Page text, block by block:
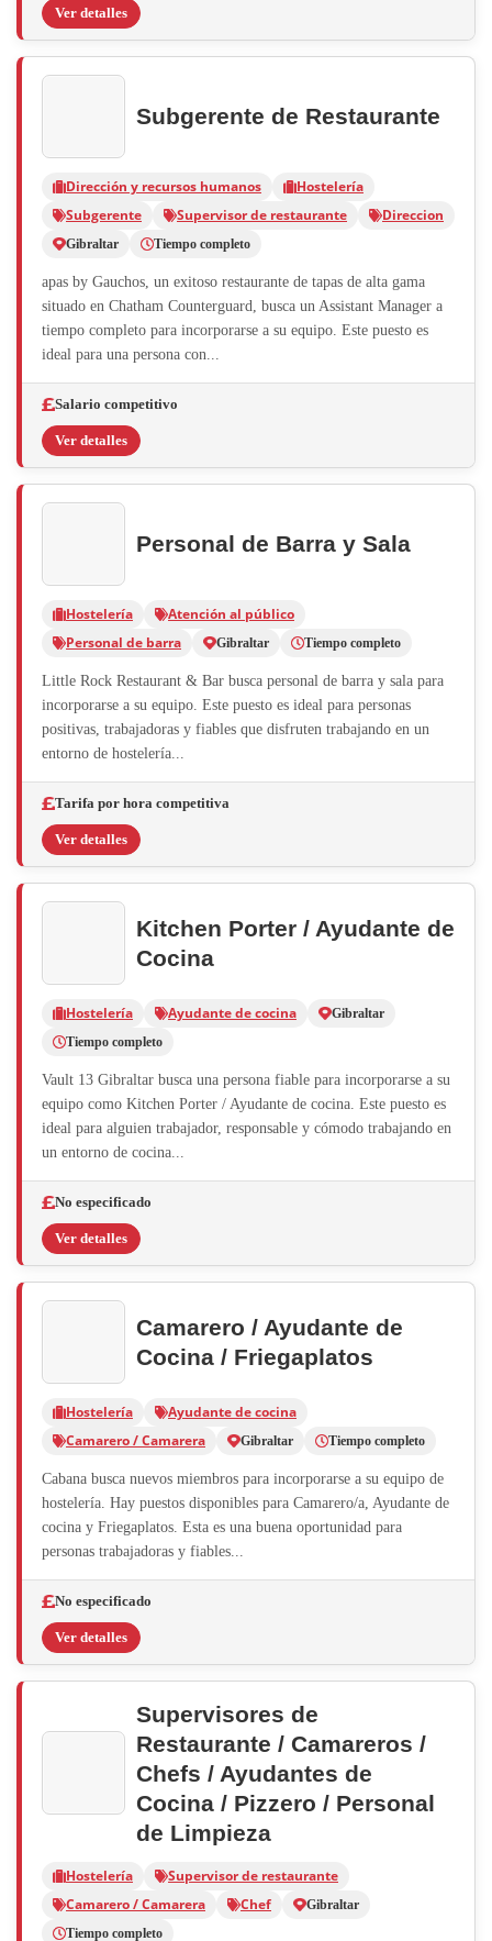
Ver detalles
Subgerente de Restaurante
Dirección y recursos humanos
Hostelería
Subgerente
Supervisor de restaurante Direccion
Gibraltar Tiempo completo
apas by Gauchos, un exitoso restaurante de tapas de alta gama
situado en Chatham Counterguard, busca un Assistant Manager a
tiempo completo para incorporarse a su equipo. Este puesto es
ideal para una persona con...
Salario competitivo
Ver detalles
Personal de Barra y Sala
Hostelería
Atención al público
Personal de barra
Gibraltar Tiempo completo
Little Rock Restaurant & Bar busca personal de barra y sala para
incorporarse a su equipo. Este puesto es ideal para personas
positivas, trabajadoras y fiables que disfruten trabajando en un
entorno de hostelería...
Tarifa por hora competitiva
Ver detalles
Kitchen Porter / Ayudante de
Cocina
Hostelería Ayudante de cocina
Gibraltar
Tiempo completo
Vault 13 Gibraltar busca una persona fiable para incorporarse a su
equipo como Kitchen Porter / Ayudante de cocina. Este puesto es
ideal para alguien trabajador, responsable y cómodo trabajando en
un entorno de cocina...
No especificado
Ver detalles
Camarero / Ayudante de
Cocina / Friegaplatos
Hostelería
Ayudante de cocina
Camarero / Camarera
Gibraltar Tiempo completo
Cabana busca nuevos miembros para incorporarse a su equipo de
hostelería. Hay puestos disponibles para Camarero/a, Ayudante de
cocina y Friegaplatos. Esta es una buena oportunidad para
personas trabajadoras y fiables...
No especificado
Ver detalles
Supervisores de
Restaurante / Camareros /
Chefs / Ayudantes de
Cocina / Pizzero / Personal
de Limpieza
Hostelería
Supervisor de restaurante
Camarero / Camarera
Chef
Gibraltar
Tiempo completo